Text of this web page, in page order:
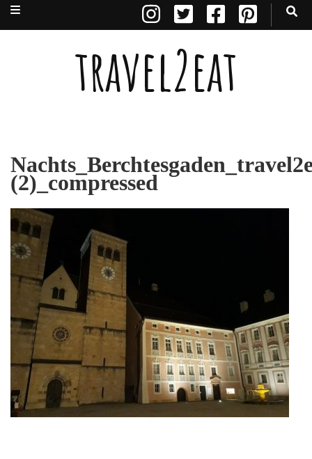
travel2eat
(2)_compressed